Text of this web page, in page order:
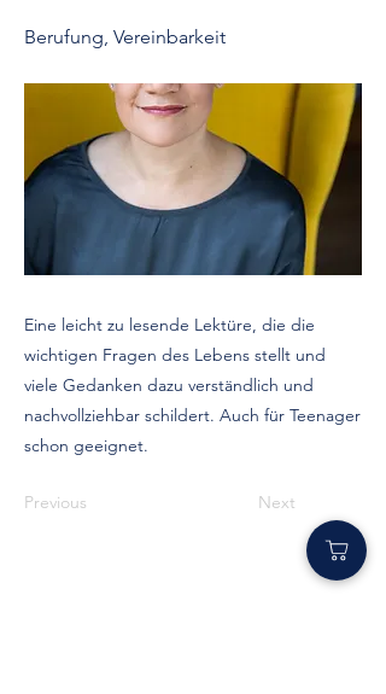
Berufung, Vereinbarkeit
Eine leicht zu lesende Lektüre, die die
wichtigen Fragen des Lebens stellt und
viele Gedanken dazu verständlich und
nachvollziehbar schildert. Auch für Teenager
schon geeignet.
Previous Next